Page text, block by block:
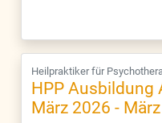
Heilpraktiker für
HPP Ausbildung
März 2026 -